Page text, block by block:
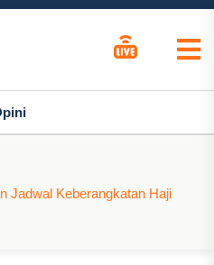
Jadwal Keberangkatan Haji